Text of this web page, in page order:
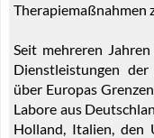
Therapiemaßnahmen
Seit mehreren
Dienstleistungen
über Europas
Labore aus
Holland, Italien, den